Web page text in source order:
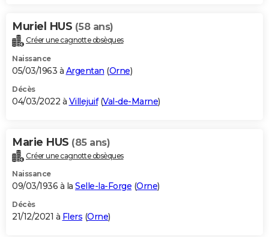
Muriel HUS (58 ans)
Créer une cagnotte obsèques
Naissance
05/03/1963 à Argentan (Orne)
Décès
04/03/2022 à Villejuif(Val-de-Marne)
Marie HUS (85 ans)
Créer une cagnotte obsèques
Naissance
09/03/1936 à la Selle-la-Forge (Orne)
Décès
21/12/2021 à Flers (Orne)